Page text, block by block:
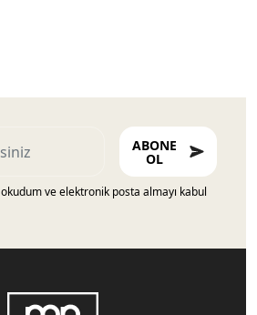
ABONE
OL
okudum ve elektronik posta almayı kabul